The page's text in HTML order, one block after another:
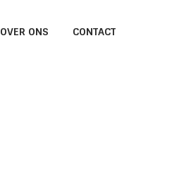
OVER ONS CONTACT